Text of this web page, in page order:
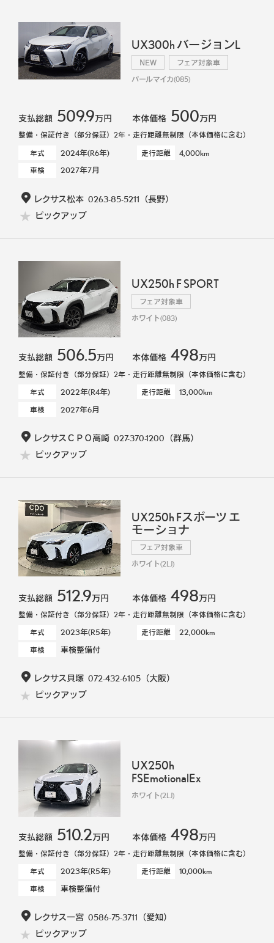
UX300h バージョンL
NEW フェア対象車
パールマイカ(085)
支払総額 509.9万円 本体価格 500万円
整備・保証付き（部分保証）2年・走行距離無制限（本体価格に含む）
年式
2024年(R6年) 走行距離 4,000km
車検 2027年7月
レクサス松本 0263-85-5211 （長野）
ピックアップ
UX250h F SPORT
フェア対象車
ホワイト(083)
支払総額 506.5万円 本体価格 498万円
整備・保証付き（部分保証）2年・走行距離無制限（本体価格に含む）
年式
2022年(R4年) 走行距離 13,000km
車検 2027年6月
レクサスＣＰＯ高崎 027-370-1200 （群馬）
ピックアップ
UX250h Fスポーツ エ
モーショナ
フェア対象車
ホワイト(2LJ)
支払総額 512.9万円 本体価格 498万円
整備・保証付き（部分保証）2年・走行距離無制限（本体価格に含む）
年式
2023年(R5年) 走行距離 22,000km
車検 車検整備付
レクサス貝塚 072-432-6105（大阪）
ピックアップ
UX250h
FSEmotionalEx
ホワイト(2LJ)
支払総額 510.2万円 本体価格 498万円
整備・保証付き（部分保証）2年・走行距離無制限（本体価格に含む）
年式
2023年(R5年) 走行距離 10,000km
車検 車検整備付
レクサス一宮 0586-75-3711 （愛知）
ピックアップ